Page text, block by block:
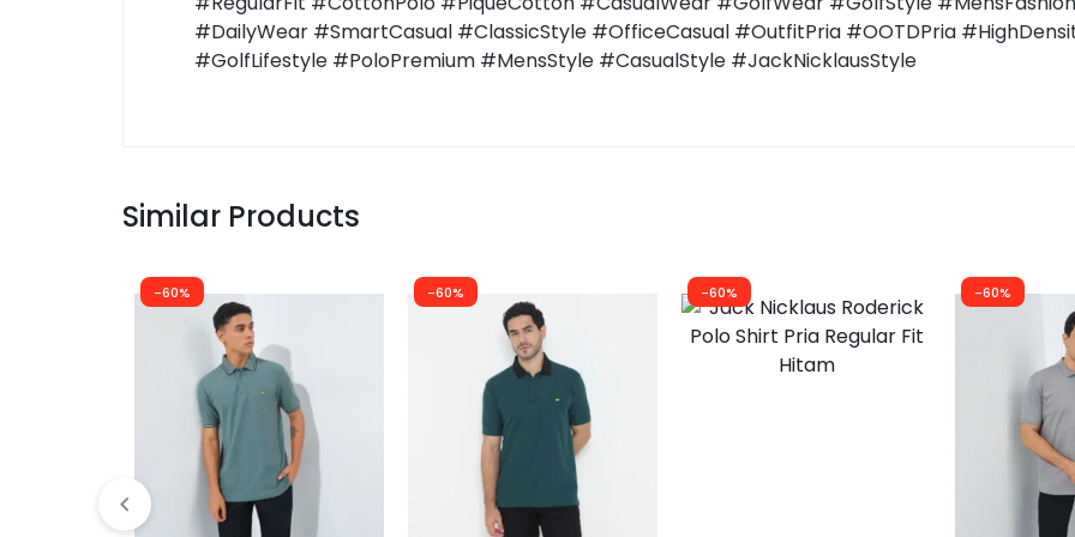
#DailyWear #SmartCasual #ClassicStyle #OfficeCasual #OutfitPria #OOTDPria
#GolfLifestyle #PoloPremium #MensStyle #CasualStyle #JackNicklausStyle
Similar Products
-60% -60% -60% -60%